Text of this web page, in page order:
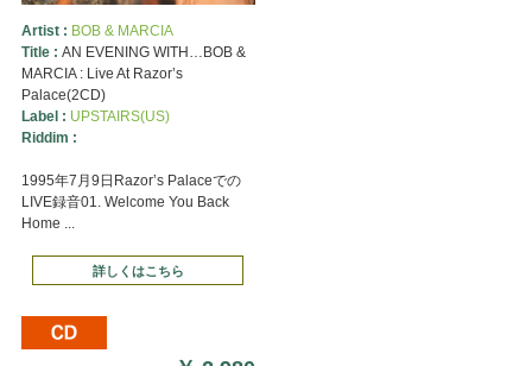
Artist : BOB & MARCIA
Title : AN EVENING WITH…BOB &
MARCIA : Live At Razor’s
Palace(2CD)
Label : UPSTAIRS(US)
Riddim :
1995年7月9日Razor’s Palaceでの
LIVE録音01. Welcome You Back
Home ...
詳しくはこちら